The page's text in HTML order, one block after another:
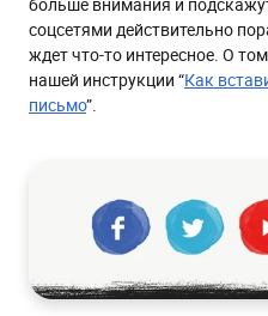
соцсетями действительно
ждет что-то интересное. О
нашей инструкции “Как
письмо”.